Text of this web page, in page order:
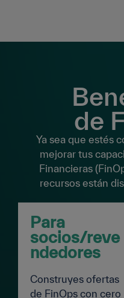
de
Ya sea que estés
mejorar tus
Financieras
recursos están
Para
socios/reve
ndedores
Construyes ofertas
de FinOps con cero